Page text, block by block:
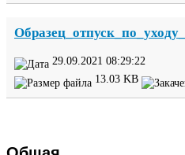
Образец_​отпуск_​по_​уходу_​
29 09 2021 08:29:22
13.03 KB